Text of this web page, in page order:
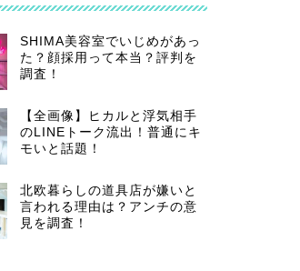
SHIMA美容室でいじめがあっ
た？顔採用って本当？評判を
調査！
【全画像】ヒカルと浮気相手
のLINEトーク流出！普通にキ
モいと話題！
北欧暮らしの道具店が嫌いと
言われる理由は？アンチの意
見を調査！